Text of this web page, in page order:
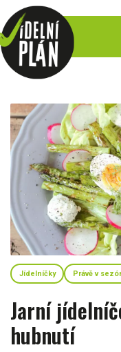
Jídelníčky Právě v
Jarní
hubnutí